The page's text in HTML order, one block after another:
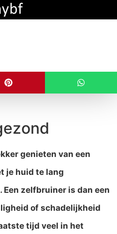
genieten van een
je huid te lang
Een zelfbruiner is dan een
of schadelijkheid
tijd veel in het